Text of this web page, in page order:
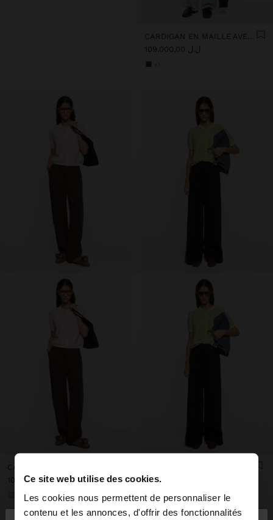
Ce site web utilise des cookies.
Les cookies nous permettent de personnaliser le
contenu et les annonces, d'offrir des fonctionnalités
CARDIGAN EN MAILLE AVEC RAYURES
ل.ل 109.000,00
ل.ل 109.000,00
+1